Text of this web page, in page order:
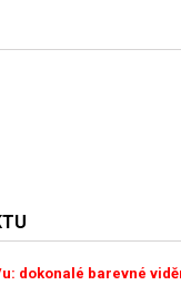
dokonalé barevné